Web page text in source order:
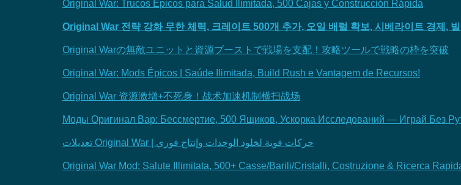
Original War: Trucos Épicos para Salud Ilimitada, 500 Cajas y Construcción Rápida
Original War 전략 강화 무한 체력, 크레이트 500개 추가, 오일 배럴 확보, 시베라이트 경제,
Original Warの無敵ユニットと資源ブーストで戦場を支配！攻略ツールで戦略の枠を突破
Original War: Mods Épicos | Saúde Ilimitada, Build Rush e Vantagem de Recursos!
Original War 资源激增+不死身！战术加速机制横扫战场
Моды Оригинал Вар: Бессмертие, 500 Ящиков, Ускорка Исследований — Играй Без
تعديلات Original War | حركات قوية لخلود الوحدات وإنتاج فوري
Original War Mod: Salute Illimitata, 500+ Casse/Barili/Cristalli, Costruzione & Ricerca